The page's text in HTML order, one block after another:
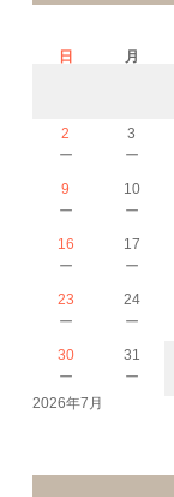
日 月
2
－
3
－
9
－
10
－
16
－
17
－
23
－
24
－
30
－
31
－
2026年7月